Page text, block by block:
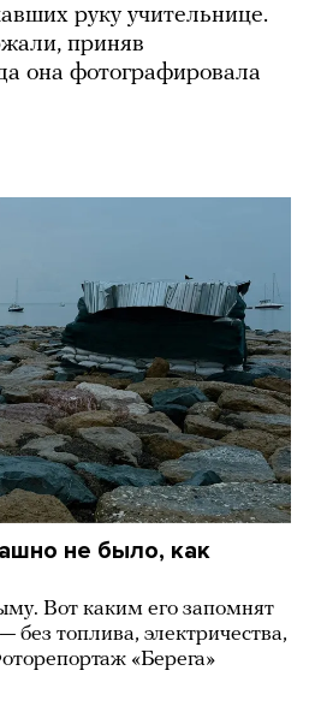
руку учительнице.
приняв
она фотографировала
не было, как
Вот каким его запомнят
без топлива, электричества,
«Берега»